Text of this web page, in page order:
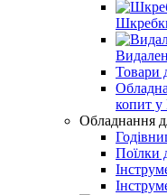
Товари
копит
Обладнання
Поїлки